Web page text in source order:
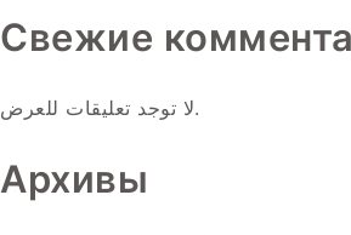
Свежие
لا توجد تعليقات للعرض.
Архивы